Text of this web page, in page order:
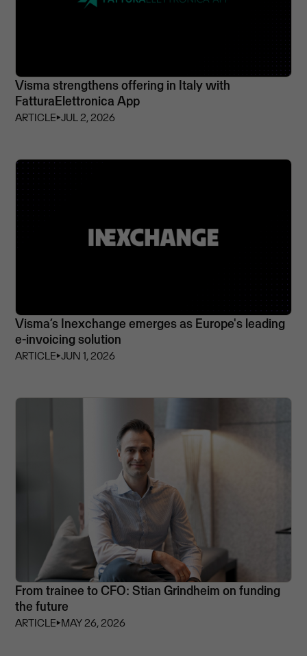
Visma strengthens offering in Italy with
FatturaElettronica App
ARTICLE⏵JUL 2, 2026
Visma’s Inexchange emerges as Europe's leading
e-invoicing solution
ARTICLE⏵JUN 1, 2026
From trainee to CFO: Stian Grindheim on funding
the future
ARTICLE⏵MAY 26, 2026